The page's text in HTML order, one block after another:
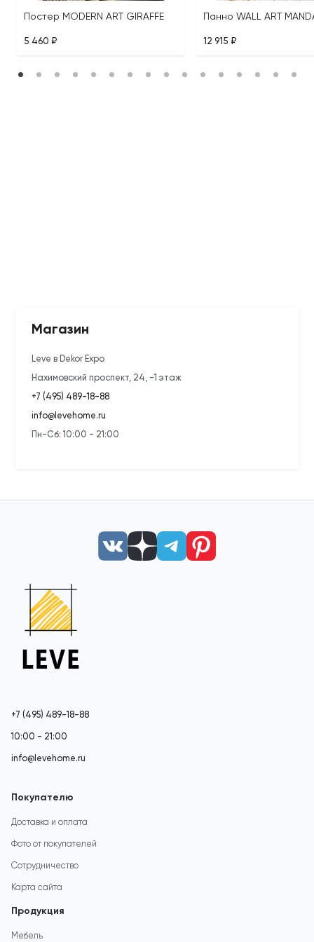
Постер MODERN ART GIRAFFE
5 460 ₽
Панно WALL ART
12 915 ₽
Магазин
Leve в Dekor Expo
Нахимовский проспект, 24, -1 этаж
+7 (495) 489-18-88
info@levehome.ru
Пн-Сб: 10:00 - 21:00
+7 (495) 489-18-88
10:00 - 21:00
info@levehome.ru
Покупателю
Доставка и оплата
Фото от покупателей
Сотрудничество
Карта сайта
Продукция
Мебель